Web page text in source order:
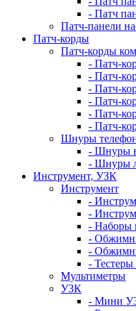
- Патч
Патч-панели
Патч-корды
Патч-корды
- Патч-
- Патч-
- Патч-
- Патч-
- Патч-
- Патч-
Шнуры
- Шнуры
- Шнуры
Инструмент, УЗК
Инструмент
-
-
- Наборы
-
-
- Тестеры
Мультиметры
УЗК
- Мини